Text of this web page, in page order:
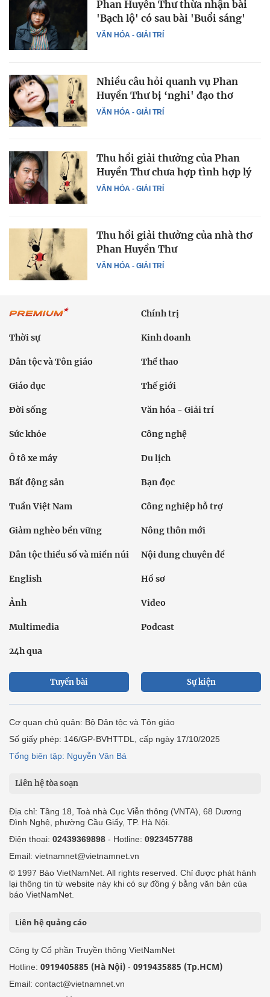
VĂN HÓA - GIẢI TRÍ
Phan Huyền Thư thừa nhận bài
'Bạch lộ' có sau bài 'Buổi sáng'
VĂN HÓA - GIẢI TRÍ
Nhiều câu hỏi quanh vụ Phan
Huyền Thư bị ‘nghi' đạo thơ
VĂN HÓA - GIẢI TRÍ
Thu hồi giải thưởng của Phan
Huyền Thư chưa hợp tình hợp lý
VĂN HÓA - GIẢI TRÍ
Thu hồi giải thưởng của nhà thơ
Phan Huyền Thư
Chính trị
Thời sự Kinh doanh
Dân tộc và Tôn giáo Thể thao
Giáo dục Thế giới
Đời sống Văn hóa - Giải trí
Sức khỏe Công nghệ
Ô tô xe máy Du lịch
Bất động sản Bạn đọc
Tuần Việt Nam Công nghiệp hỗ trợ
Giảm nghèo bền vững Nông thôn mới
Dân tộc thiểu số và miền núi Nội dung chuyên đề
English Hồ sơ
Ảnh Video
Multimedia Podcast
24h qua
Tuyến bài Sự kiện
Cơ quan chủ quản: Bộ Dân tộc và Tôn giáo
Số giấy phép: 146/GP-BVHTTDL, cấp ngày 17/10/2025
Tổng biên tập: Nguyễn Văn Bá
Liên hệ tòa soạn
Địa chỉ: Tầng 18, Toà nhà Cục Viễn thông (VNTA), 68 Dương
Đình Nghệ, phường Cầu Giấy, TP. Hà Nội.
Điện thoại: 02439369898 - Hotline: 0923457788
Email: vietnamnet@vietnamnet.vn
© 1997 Báo VietNamNet. All rights reserved. Chỉ được phát hành
lại thông tin từ website này khi có sự đồng ý bằng văn bản của
báo VietNamNet.
Liên hệ quảng cáo
Công ty Cổ phần Truyền thông VietNamNet
Hotline: 0919405885 (Hà Nội) - 0919435885 (Tp.HCM)
Email: contact@vietnamnet.vn